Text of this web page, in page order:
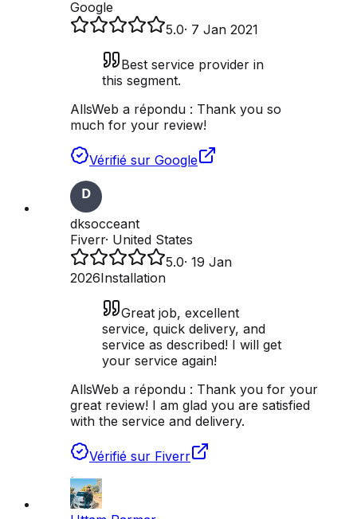
Google
5.0· 7 Jan 2021
Best service provider in
this segment.
AllsWeb a répondu : Thank you so
much for your review!
Vérifié sur Google
dksocceant
Fiverr· United States
5.0· 19 Jan
2026Installation
Great job, excellent
service, quick delivery, and
service as described! I will get
your service again!
AllsWeb a répondu : Thank you for your
great review! I am glad you are satisfied
with the service and delivery.
Vérifié sur Fiverr